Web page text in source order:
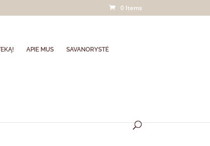
0 Items
APIE MUS SAVANORYSTĖ